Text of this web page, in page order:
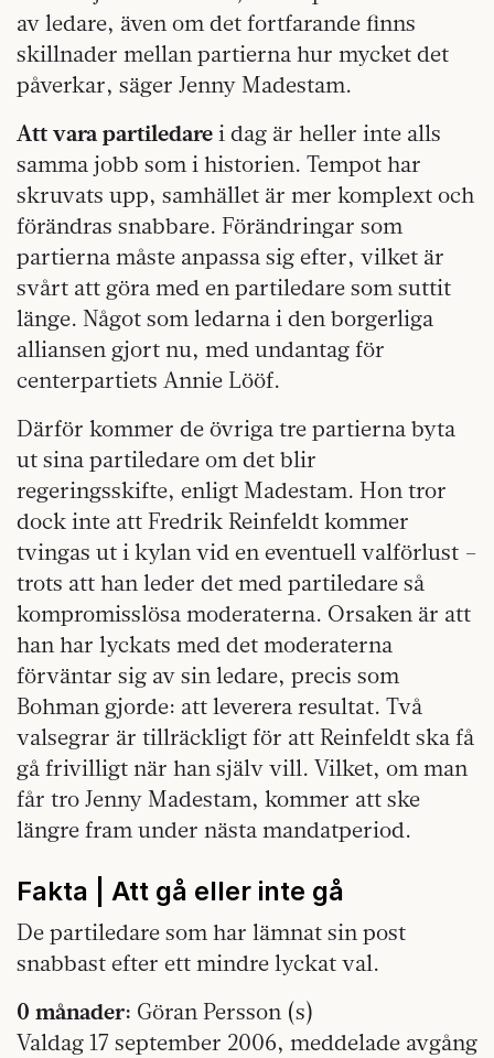
av ledare, även om det fortfarande finns
skillnader mellan partierna hur mycket det
påverkar, säger Jenny Madestam.
Att vara partiledare i dag är heller inte alls
samma jobb som i historien. Tempot har
skruvats upp, samhället är mer komplext och
förändras snabbare. Förändringar som
partierna måste anpassa sig efter, vilket är
svårt att göra med en partiledare som suttit
länge. Något som ledarna i den borgerliga
alliansen gjort nu, med undantag för
centerpartiets Annie Lööf.
Därför kommer de övriga tre partierna byta
ut sina partiledare om det blir
regeringsskifte, enligt Madestam. Hon tror
dock inte att Fredrik Reinfeldt kommer
tvingas ut i kylan vid en eventuell valförlust –
trots att han leder det med partiledare så
kompromisslösa moderaterna. Orsaken är att
han har lyckats med det moderaterna
förväntar sig av sin ledare, precis som
Bohman gjorde: att leverera resultat. Två
valsegrar är tillräckligt för att Reinfeldt ska få
gå frivilligt när han själv vill. Vilket, om man
får tro Jenny Madestam, kommer att ske
längre fram under nästa mandatperiod.
Fakta | Att gå eller inte gå
De partiledare som har lämnat sin post
snabbast efter ett mindre lyckat val.
0 månader: Göran Persson (s)
Valdag 17 september 2006, meddelade avgång